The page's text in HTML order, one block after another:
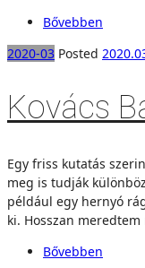
Bővebben
2020-03 Posted
Kovács
Egy friss kutatás
meg is tudják
például egy hernyó
ki. Hosszan
Bővebben